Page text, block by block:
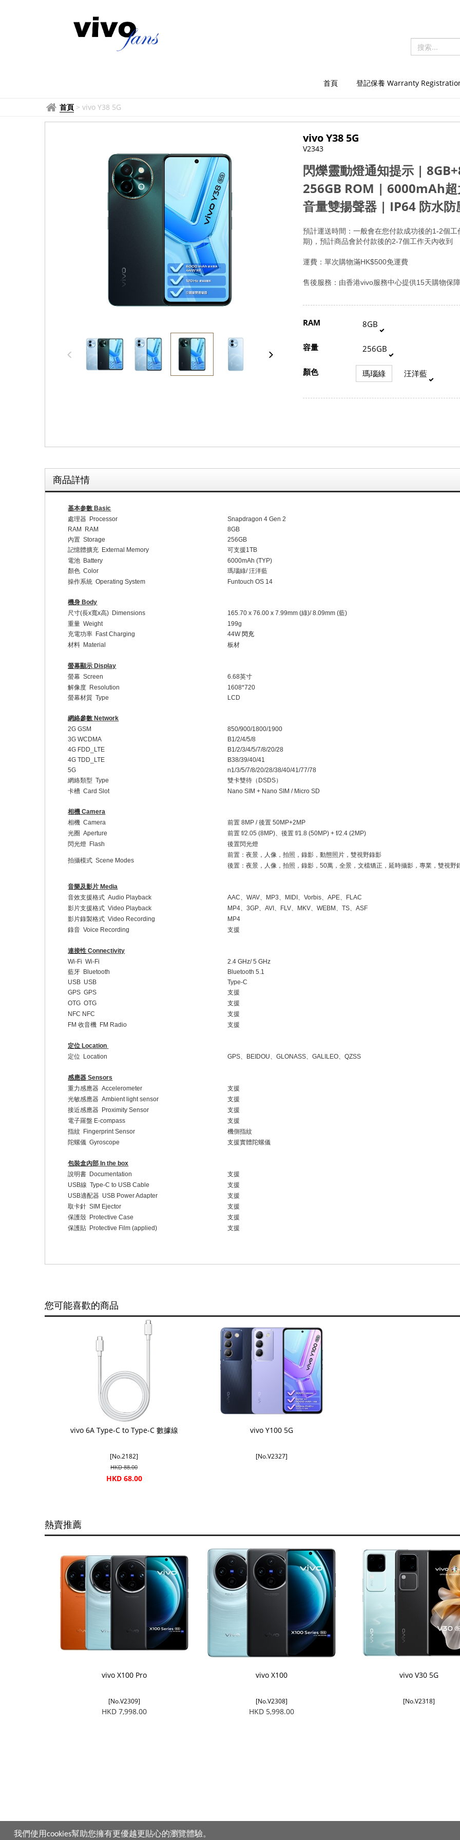
首頁 登記保養 Warranty
首頁 > vivo Y38 5G
vivo Y38 5G
V2343
閃爍靈動燈通知提示 |
256GB ROM | 6000mAh
音量雙揚聲器 | IP64 防水防
預計運送時間：一般會在您付款成功後的1-2個
期)，預計商品會於付款後的2-7個工作天內收到
運費：單次購物滿HK$500免運費
售後服務：由香港vivo服務中心提供15天購物保
RAM 8GB
容量 256GB
顏色 瑪瑙綠 汪洋藍
商品詳情
基本参數 Basic
處理器 Processor
Snapdragon 4 Gen 2
RAM
RAM
8GB
內置 Storage
256GB
記憶體擴充 External Memory 可支援1TB
電池 Battery
6000mAh (TYP)
顏色 Color 瑪瑙綠/汪洋藍
操作系統 Operating System Funtouch OS 14
機身 Body
尺寸(長x寬x高) Dimensions 165.70 x 76.00 x 7.99mm (綠)/ 8.09mm (藍)
重量 Weight
199g
充電功率 Fast Charging 44W 閃充
材料 Material 板材
螢幕顯示 Display
螢幕 Screen 6.68英寸
解像度 Resolution
1608*720
螢幕材質 Type LCD
網絡參數 Network
2G GSM
850/900/1800/1900
3G WCDMA
B1/2/4/5/8
4G FDD_LTE
B1/2/3/4/5/7/8/20/28
4G TDD_LTE
B38/39/40/41
5G
n1/3/5/7/8/20/28/38/40/41/77/78
網絡類型 Type 雙卡雙待（ DSDS）
卡槽 Card Slot Nano SIM + Nano SIM / Micro SD
相機 Camera
相機 Camera 前置8MP /後置 50MP+2MP
光圈 Aperture 前置 f/2.05 (8MP)、後置 f/1.8 (50MP) + f/2.4 (2MP)
閃光燈 Flash 後置閃光燈
拍攝模式 Scene Modes
前置：夜景，人像，拍照，錄影，動態照片，雙視野錄影
後置：夜景，人像，拍照，錄影，50萬，全景，文檔矯正，延時攝影，專業，雙視野
音樂及影片 Media
音效支援格式 Audio Playback AAC、WAV、 MP3、 MIDI 、Vorbis、APE、
FLAC
影片支援格式 Video Playback MP4、3GP、AVI 、 FLV、 MKV、WEBM 、TS、ASF
影片錄製格式 Video Recording
MP4
錄音 Voice Recording 支援
連接性 Connectivity
Wi-Fi Wi-Fi
2.4 GHz/ 5 GHz
藍牙 Bluetooth
Bluetooth 5.1
USB USB
Type-C
GPS GPS
支援
OTG OTG
支援
NFC NFC
支援
FM收音機 FM Radio 支援
定位 Location
定位
Location GPS、 BEIDOU、GLONASS、GALILEO、QZSS
感應器 Sensors
重力感應器 Accelerometer
支援
光敏感應器 Ambient light sensor
支援
接近感應器 Proximity Sensor
支援
電子羅盤 E-compass
支援
指紋 Fingerprint Sensor
機側指紋
陀螺儀 Gyroscope 支援實體陀螺儀
包裝盒內部 In the box
說明書 Documentation
支援
USB線 Type-C to USB Cable
支援
USB適配器 USB Power Adapter
支援
取卡針 SIM Ejector
支援
保護殼 Protective Case
支援
保護貼 Protective Film (applied) 支援
您可能喜歡的商品
vivo 6A Type-C to Type-C 數據線
[No.2182]
HKD 88.00
HKD 68.00
vivo Y100 5G
[No.V2327]
熱賣推薦
vivo X100 Pro
[No.V2309]
HKD 7,998.00
vivo X100
[No.V2308]
HKD 5,998.00
vivo V30 5G
[No.V2318]
我們使用cookies幫助您擁有更優越更貼心的瀏覽體驗。